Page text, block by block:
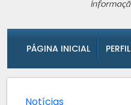
PÁGINA INICIAL PERFIL
Notícias